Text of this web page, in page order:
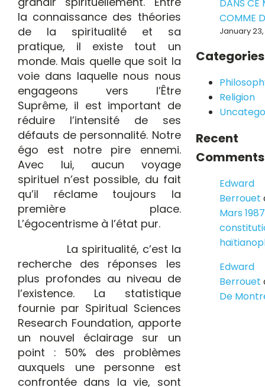
la connaissance des théories
de la spiritualité et sa
pratique, il existe tout un
monde. Mais quelle que soit la
voie dans laquelle nous nous
engageons vers l’Être
Suprême, il est important de
réduire l’intensité de ses
défauts de personnalité. Notre
égo est notre pire ennemi.
Avec lui, aucun voyage
spirituel n’est possible, du fait
qu’il réclame toujours la
première place.
L’égocentrisme à l’état pur.
La spiritualité, c’est la
recherche des réponses les
plus profondes au niveau de
l’existence. La statistique
fournie par Spiritual Sciences
Research Foundation, apporte
un nouvel éclairage sur un
point : 50% des problèmes
auxquels une personne est
confrontée dans la vie, sont
DANS CE
COMME
January
Categories
Religion
Recent
Comments
Edward
Berrouet
Mars
Edward
Berrouet
De